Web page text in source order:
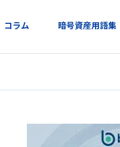
コラム 暗号資産用語集